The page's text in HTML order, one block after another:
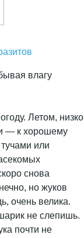
влагу
Летом, низко
— к хорошему
или
снова
но жуков
очень велика.
не слепишь.
почти не